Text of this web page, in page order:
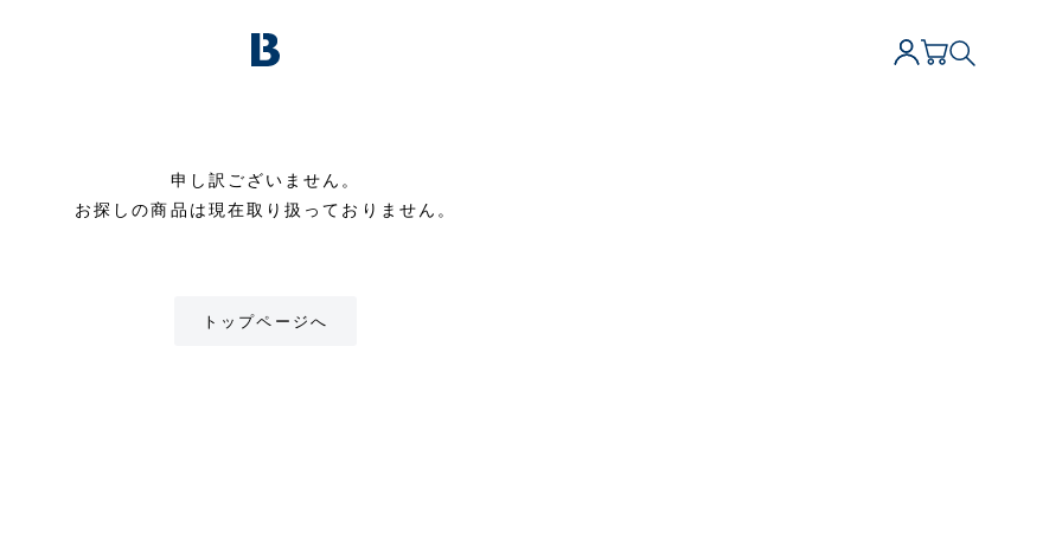
申し訳ございません。
お探しの商品は現在取り扱っておりません。
トップページへ